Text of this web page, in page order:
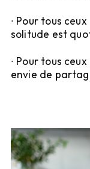
∙ Pour tous
solitude est
∙ Pour tous
envie de